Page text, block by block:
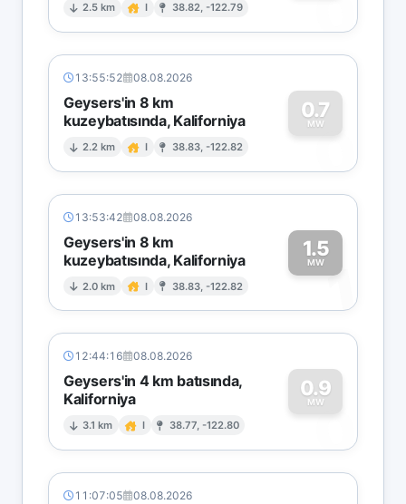
2.5 km I 38.82, -122.79
13:55:52 08.08.2026
Geysers'in 8 km
kuzeybatısında, Kaliforniya
2.2 km I 38.83, -122.82
0.7
MW
0
13:53:42 08.08.2026
Geysers'in 8 km
kuzeybatısında, Kaliforniya
2.0 km I 38.83, -122.82
1.5
MW1
12:44:16 08.08.2026
Geysers'in 4 km batısında,
Kaliforniya
3.1 km I 38.77, -122.80
0.9
MW
0
11:07:05 08.08.2026